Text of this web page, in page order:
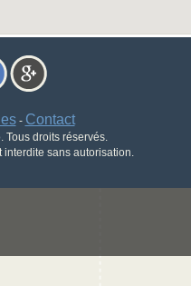
- Contact
Tous droits réservés.
interdite sans autorisation.